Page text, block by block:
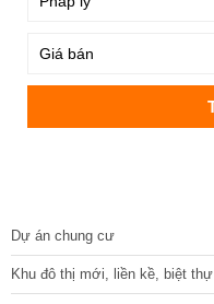
Dự án chung cư
Khu đô thị mới, liền kề, biệt thự